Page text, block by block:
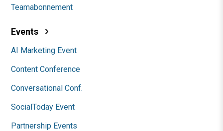
Teamabonnement
Events
AI Marketing Event
Content Conference
Conversational Conf.
SocialToday Event
Partnership Events